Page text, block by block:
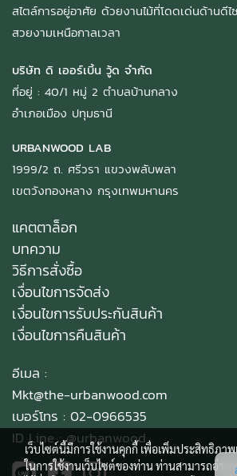
สไตล์การอยู่อาศัย ด้วยงานไม้ที่โดดเด่นด้านดี
สวยงามเหนือกาลเวลา
บริษัท ดิ เออร์เบิ้น วู้ด จำกัด
ที่อยู่ : 40/1 หมู่ 2 ตำบลบ้านกลาง
อำเภอเมือง ปทุมธานี
URBANWOOD LAB
1999/2 ถ. ศรีวรา แขวงพลับพลา
เขตวังทองหลาง กรุงเทพมหานคร
แคตตาล็อก
บทความ
วิธีการสั่งซื้อ
เงื่อนไขการจัดส่ง
เงื่อนไขการรับประกันสินค้า
เงื่อนไขการคืนสินค้า
อีเมล :
Mkt@the-urbanwood.com
เบอร์โทร : 02-0966535
ID Line :@urbanwood
เว็บไซต์นี้มีการใช้งานคุกกี้ เพื่อเพิ่มประสิทธิภ
ในการใช้งานเว็บไซต์ของท่าน ท่านสามารถอ่าน